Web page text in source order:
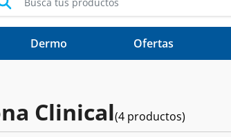
Dermo Ofertas
Clinical(4 productos)